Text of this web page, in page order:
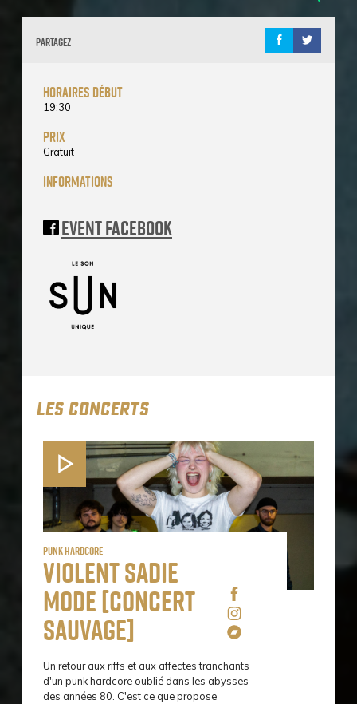
Partagez
horaires début
19:30
prix
Gratuit
informations
Event Facebook
LES CONCERTS
Punk Hardcore
Violent Sadie
Mode [concert
sauvage]
Un retour aux riffs et aux affectes tranchants
d'un punk hardcore oublié dans les abysses
des années 80. C'est ce que propose